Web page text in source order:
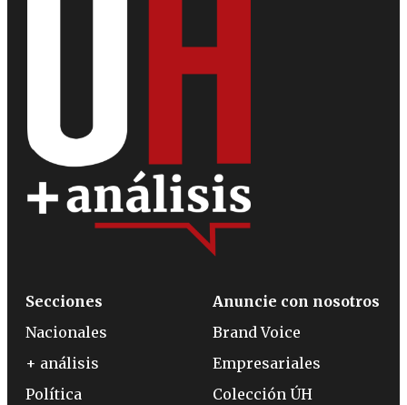
Secciones
Nacionales
+ análisis
Política
Anuncie con nosotros
Brand Voice
Empresariales
Colección ÚH